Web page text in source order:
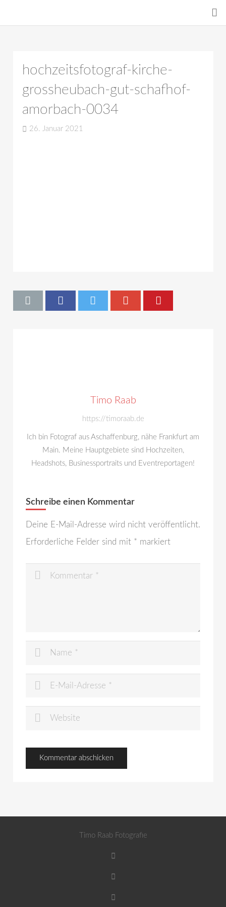
hochzeitsfotograf-kirche-
grossheubach-gut-schafhof-
amorbach-0034
26. Januar 2021
Timo Raab
https://timoraab.de
Ich bin Fotograf aus Aschaffenburg, nähe Frankfurt am
Main. Meine Hauptgebiete sind Hochzeiten,
Headshots, Businessportraits und Eventreportagen!
Schreibe einen Kommentar
Deine E-Mail-Adresse wird nicht veröffentlicht.
Erforderliche Felder sind mit * markiert
Timo Raab Fotografie